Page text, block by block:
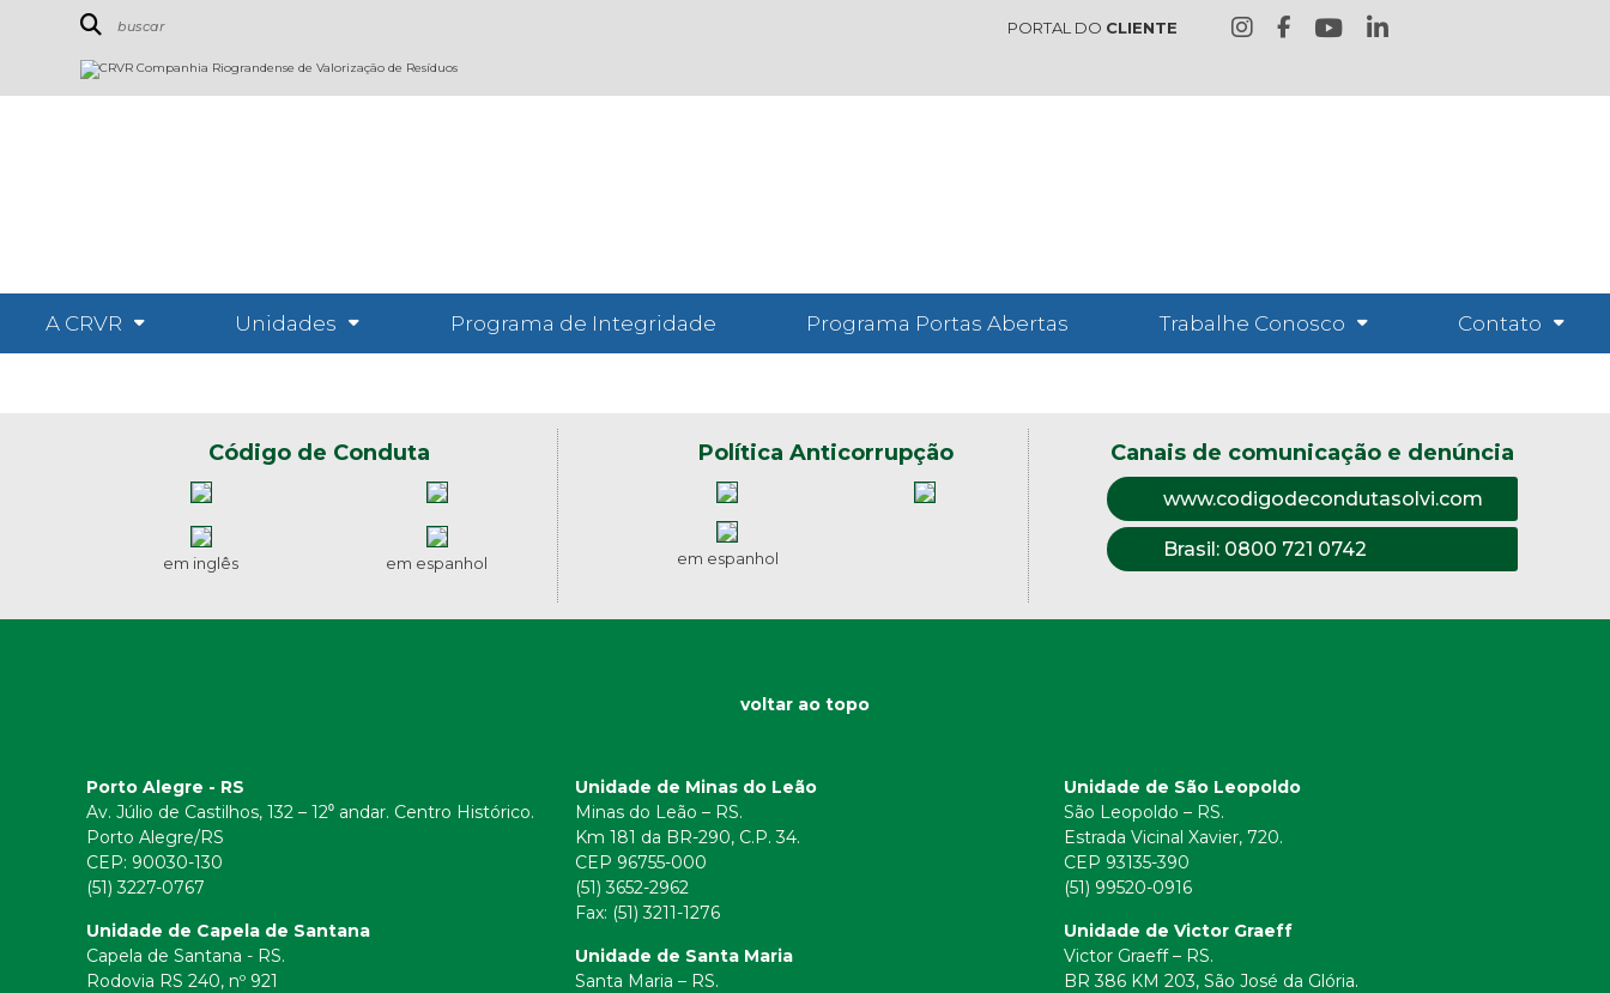
PORTAL DO CLIENTE
A CRVR Unidades Programa de Integridade Programa Portas Abertas Trabalhe Conosco Contato
Código de Conduta
em inglês em espanhol
Política Anticorrupção
em espanhol
Canais de comunicação e denúncia
www.codigodecondutasolvi.com
Brasil: 0800 721 0742
voltar ao topo
Porto Alegre - RS
Av. Júlio de Castilhos, 132 – 12⁰ andar. Centro Histórico.
Porto Alegre/RS
CEP: 90030-130
(51) 3227-0767
Unidade de Capela de Santana
Capela de Santana - RS.
Rodovia RS 240, nº 921
Unidade de Minas do Leão
Minas do Leão – RS.
Km 181 da BR-290, C.P. 34.
CEP 96755-000
(51) 3652-2962
Fax: (51) 3211-1276
Unidade de Santa Maria
Santa Maria – RS.
Unidade de São Leopoldo
São Leopoldo – RS.
Estrada Vicinal Xavier, 720.
CEP 93135-390
(51) 99520-0916
Unidade de Victor Graeff
Victor Graeff – RS.
BR 386 KM 203, São José da Glória.